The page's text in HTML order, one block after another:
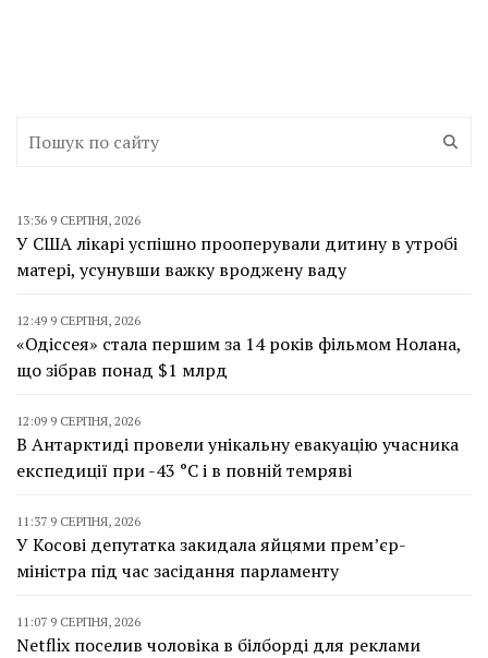
13:36 9 СЕРПНЯ, 2026
У США лікарі успішно прооперували дитину в утробі
матері, усунувши важку вроджену ваду
12:49 9 СЕРПНЯ, 2026
«Одіссея» стала першим за 14 років фільмом Нолана,
що зібрав понад $1 млрд
12:09 9 СЕРПНЯ, 2026
В Антарктиді провели унікальну евакуацію учасника
експедиції при -43 °C і в повній темряві
11:37 9 СЕРПНЯ, 2026
У Косові депутатка закидала яйцями прем’єр-
міністра під час засідання парламенту
11:07 9 СЕРПНЯ, 2026
Netflix поселив чоловіка в білборді для реклами